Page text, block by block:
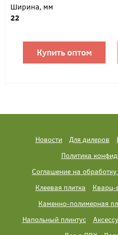
Ширина, мм
22
Купить оптом
Новости Для дилеров
Политика
Соглашение на
Клеевая плитка
Кварц-
Каменно-полимерная
Напольный плинтус